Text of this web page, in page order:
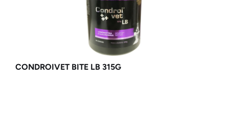
CONDROIVET BITE LB 315G